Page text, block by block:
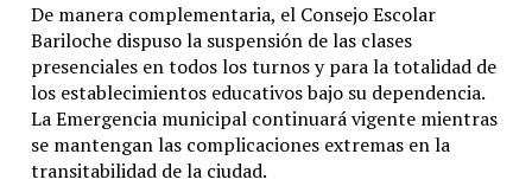
Temas relacionados:
Siguente
Bullrich afirmó que el regreso de Di María es “un símbolo
de la seguridad” en Rosario
De manera complementaria, el Consejo Escolar
Bariloche dispuso la suspensión de las clases
presenciales en todos los turnos y para la totalidad de
los establecimientos educativos bajo su dependencia.
La Emergencia municipal continuará vigente mientras
se mantengan las complicaciones extremas en la
transitabilidad de la ciudad.